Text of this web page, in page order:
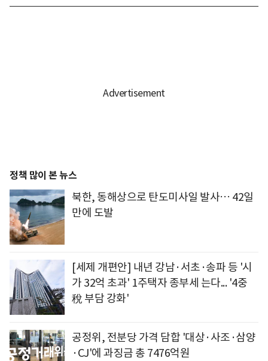
정책 많이 본 뉴스
북한, 동해상으로 탄도미사일 발사… 42일
만에 도발
[세제 개편안] 내년 강남·서초·송파 등 '시
가 32억 초과' 1주택자 종부세 는다... '4중
稅 부담 강화'
공정위, 전분당 가격 담합 '대상·사조·삼양
·CJ'에 과징금 총 7476억원